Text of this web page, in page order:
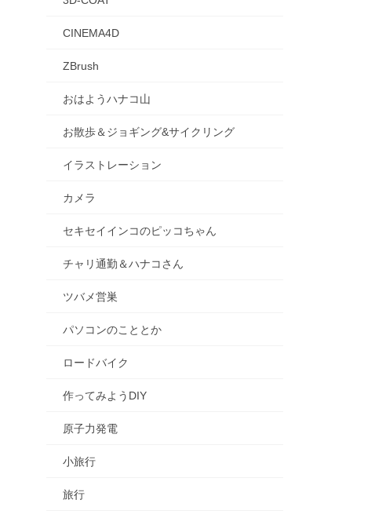
CINEMA4D
ZBrush
おはようハナコ山
お散歩＆ジョギング&サイクリング
イラストレーション
カメラ
セキセイインコのピッコちゃん
チャリ通勤＆ハナコさん
ツバメ営巣
パソコンのこととか
ロードバイク
作ってみようDIY
原子力発電
小旅行
旅行